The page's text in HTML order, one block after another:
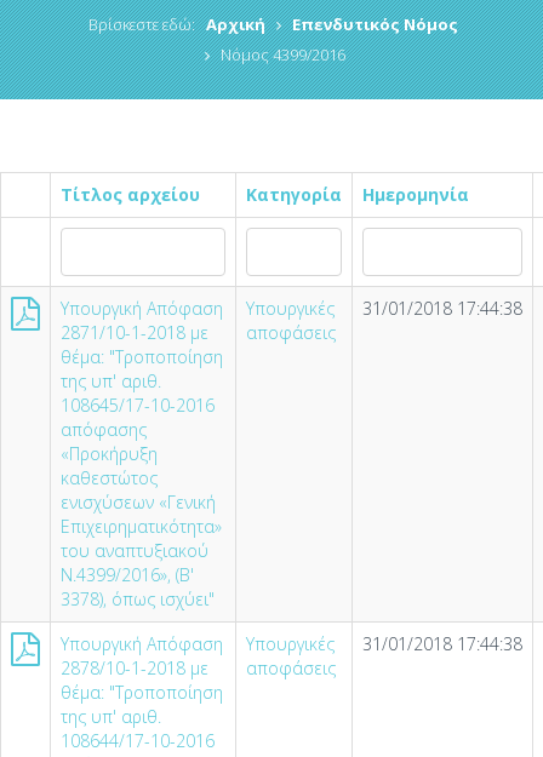
Βρίσκεστε εδώ: Αρχική
Επενδυτικός Νόμος
Νόμος 4399/2016
Τίτλος αρχείου Κατηγορία Ημερομηνία
Υπουργική Απόφαση
2871/10-1-2018 με
θέμα: "Τροποποίηση
της υπ' αριθ.
108645/17-10-2016
απόφασης
«Προκήρυξη
καθεστώτος
ενισχύσεων «Γενική
Επιχειρηματικότητα»
του αναπτυξιακού
Ν.4399/2016», (Β'
3378), όπως ισχύει"
Υπουργικές
αποφάσεις
31/01/2018 17:44:38
Υπουργική Απόφαση
2878/10-1-2018 με
θέμα: "Τροποποίηση
της υπ' αριθ.
108644/17-10-2016
Υπουργικές
αποφάσεις
31/01/2018 17:44:38